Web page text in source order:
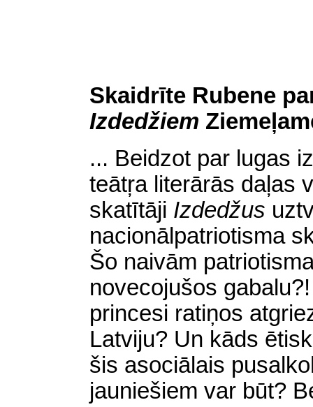
Skaidrīte Rubene
Izdedžiem
... Beidzot par lugas
teātŗa literārās daļas
skatītāji Izdedžus
nacionālpatriotisma
Šo naivām
novecojušos
princesi ratiņos
Latviju? Un kāds
šis asociālais
jauniešiem var būt?